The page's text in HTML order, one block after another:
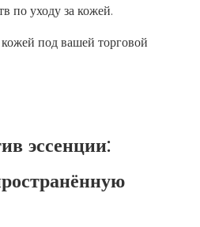
по уходу за кожей.
эссенции: